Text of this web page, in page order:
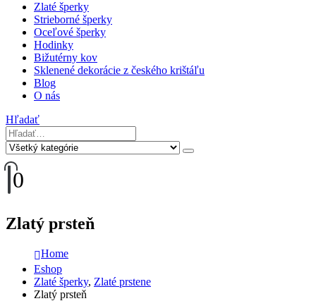
Zlaté šperky
Strieborné šperky
Oceľové šperky
Hodinky
Bižutérny kov
Sklenené dekorácie z českého krištáľu
Blog
O nás
Hľadať
0
Zlatý prsteň
Home
Eshop
Zlaté šperky, Zlaté prstene
Zlatý prsteň